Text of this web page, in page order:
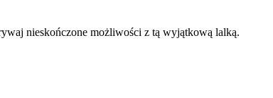
nieskończone możliwości z tą wyjątkową lalką.